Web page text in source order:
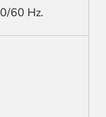
60 Hz.